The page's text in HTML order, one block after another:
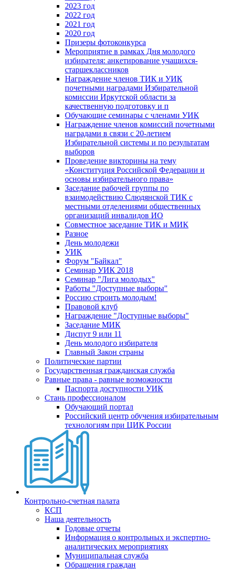
2023 год
2022 год
2021 год
2020 год
Призеры фотоконкурса
Мероприятие в рамках Дня молодого
избирателя: анкетирование учащихся-
старшеклассников
Награждение членов ТИК и УИК
почетными наградами Избирательной
комиссии Иркутской области за
качественную подготовку и п
Обучающие семинары с членами УИК
Награждение членов комиссий почетными
наградами в связи с 20-летием
Избирательной системы и по результатам
выборов
Проведение викторины на тему
«Конституция Российской Федерации и
основы избирательного права»
Заседание рабочей группы по
взаимодействию Слюдянской ТИК с
местными отделениями общественных
организаций инвалидов ИО
Совместное заседание ТИК и МИК
Разное
День молодежи
УИК
Форум "Байкал"
Семинар УИК 2018
Семинар "Лига молодых"
Работы "Доступные выборы"
Россию строить молодым!
Правовой клуб
Награждение "Доступные выборы"
Заседание МИК
Диспут 9 или 11
День молодого избирателя
Главный Закон страны
Политические партии
Государственная гражданская служба
Равные права - равные возможности
Паспорта доступности УИК
Стань профессионалом
Обучающий портал
Российский центр обучения избирательным
технологиям при ЦИК России
Контрольно-счетная палата
КСП
Наша деятельность
Годовые отчеты
Информация о контрольных и экспертно-
аналитических мероприятиях
Муниципальная служба
Обращения граждан